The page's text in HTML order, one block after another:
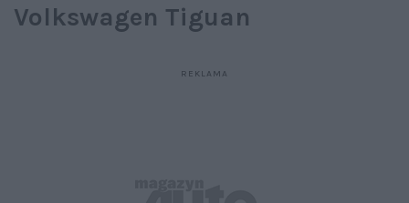
Volkswagen Tiguan